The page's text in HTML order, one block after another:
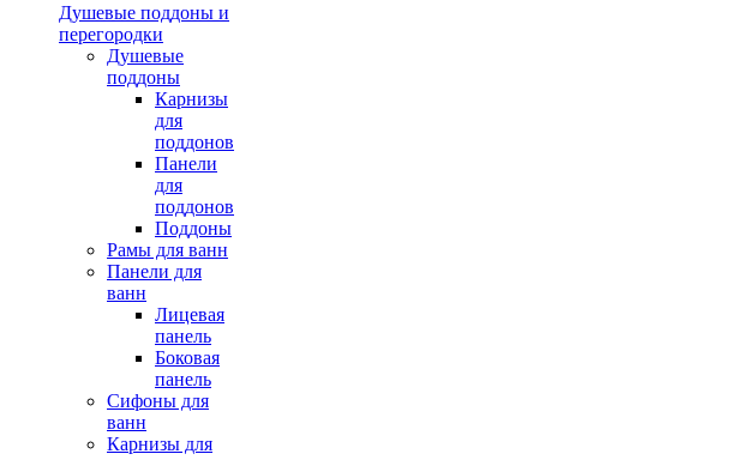
Душевые поддоны и
перегородки
Душевые
поддоны
Карнизы
для
поддонов
Панели
для
поддонов
Поддоны
Рамы для ванн
Панели для
ванн
Лицевая
панель
Боковая
панель
Сифоны для
ванн
Карнизы для